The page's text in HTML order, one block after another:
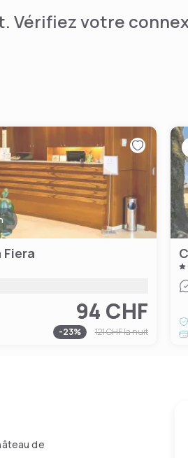
Vérifiez votre
Fiera
94 CHF
-23% 121 CHFla nuit
de